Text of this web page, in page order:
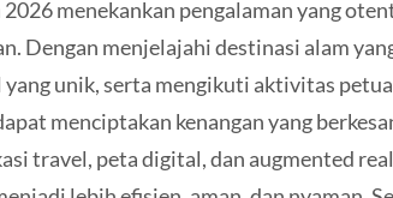
menekankan pengalaman yang
Dengan menjelajahi destinasi alam
unik, serta mengikuti aktivitas
menciptakan kenangan yang
travel, peta digital, dan augmented